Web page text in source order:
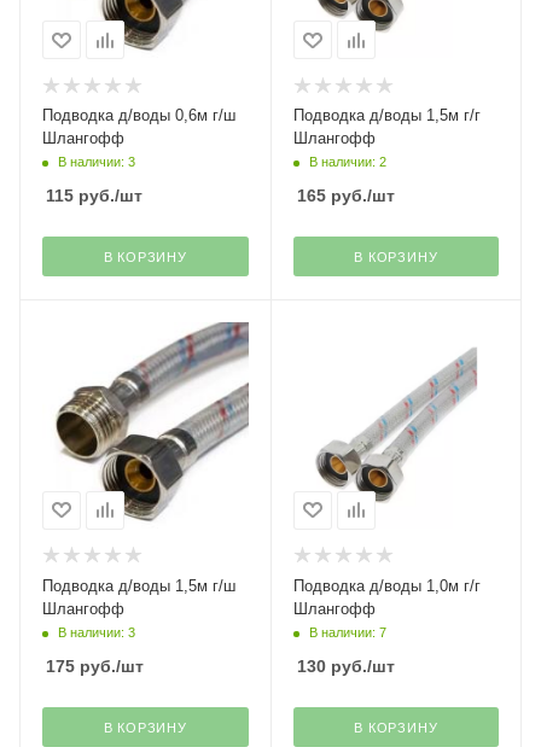
Подводка д/воды 0,6м г/ш
Шлангофф
В наличии: 3
115 руб./шт
В КОРЗИНУ
Подводка д/воды 1,5м г/г
Шлангофф
В наличии: 2
165руб./шт
В КОРЗИНУ
Подводка д/воды 1,5м г/ш
Шлангофф
В наличии: 3
175 руб./шт
В КОРЗИНУ
Подводка д/воды 1,0м г/г
Шлангофф
В наличии: 7
130руб./шт
В КОРЗИНУ